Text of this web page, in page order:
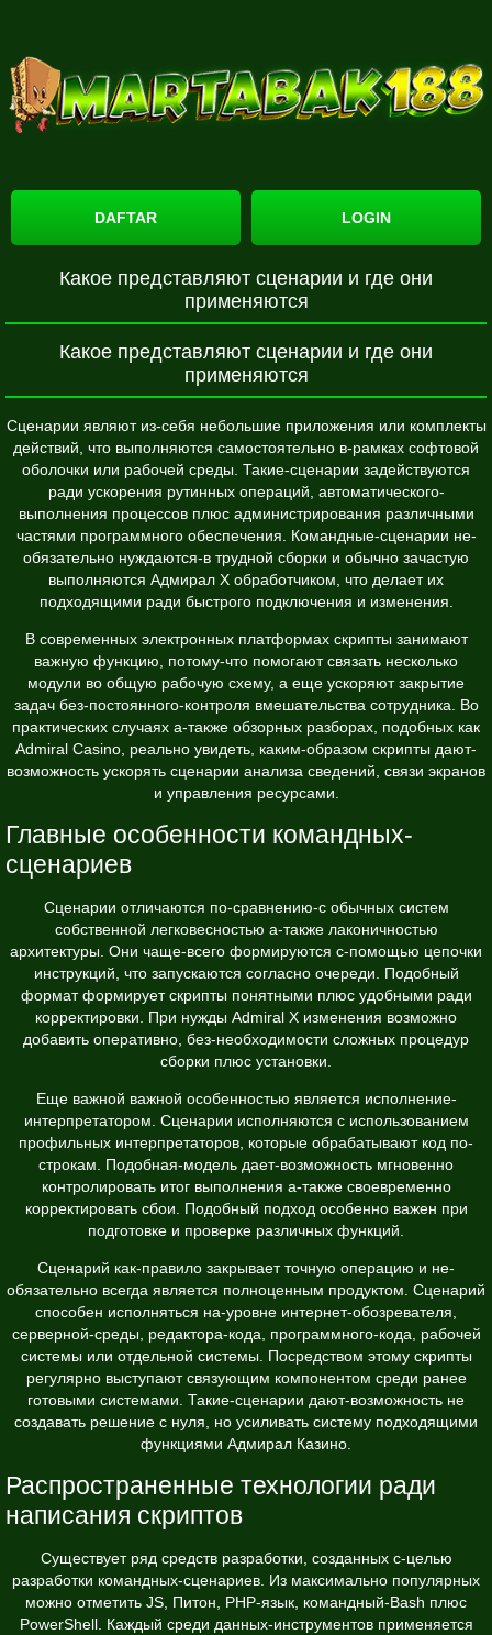
DAFTAR LOGIN
Какое представляют сценарии и где они
применяются
Какое представляют сценарии и где они
применяются
Сценарии являют из-себя небольшие приложения или комплекты
действий, что выполняются самостоятельно в-рамках софтовой
оболочки или рабочей среды. Такие-сценарии задействуются
ради ускорения рутинных операций, автоматического-
выполнения процессов плюс администрирования различными
частями программного обеспечения. Командные-сценарии не-
обязательно нуждаются-в трудной сборки и обычно зачастую
выполняются Адмирал Х обработчиком, что делает их
подходящими ради быстрого подключения и изменения.
В современных электронных платформах скрипты занимают
важную функцию, потому-что помогают связать несколько
модули во общую рабочую схему, а еще ускоряют закрытие
задач без-постоянного-контроля вмешательства сотрудника. Во
практических случаях а-также обзорных разборах, подобных как
Admiral Casino , реально увидеть, каким-образом скрипты дают-
возможность ускорять сценарии анализа сведений, связи экранов
и управления ресурсами.
Главные особенности командных-
сценариев
Сценарии отличаются по-сравнению-с обычных систем
собственной легковесностью а-также лаконичностью
архитектуры. Они чаще-всего формируются с-помощью цепочки
инструкций, что запускаются согласно очереди. Подобный
формат формирует скрипты понятными плюс удобными ради
корректировки. При нужды Admiral X изменения возможно
добавить оперативно, без-необходимости сложных процедур
сборки плюс установки.
Еще важной важной особенностью является исполнение-
интерпретатором. Сценарии исполняются с использованием
профильных интерпретаторов, которые обрабатывают код по-
строкам. Подобная-модель дает-возможность мгновенно
контролировать итог выполнения а-также своевременно
корректировать сбои. Подобный подход особенно важен при
подготовке и проверке различных функций.
Сценарий как-правило закрывает точную операцию и не-
обязательно всегда является полноценным продуктом. Сценарий
способен исполняться на-уровне интернет-обозревателя,
серверной-среды, редактора-кода, программного-кода, рабочей
системы или отдельной системы. Посредством этому скрипты
регулярно выступают связующим компонентом среди ранее
готовыми системами. Такие-сценарии дают-возможность не
создавать решение с нуля, но усиливать систему подходящими
функциями Адмирал Казино.
Распространенные технологии ради
написания скриптов
Существует ряд средств разработки, созданных с-целью
разработки командных-сценариев. Из максимально популярных
можно отметить JS, Питон, PHP-язык, командный-Bash плюс
PowerShell. Каждый среди данных-инструментов применяется